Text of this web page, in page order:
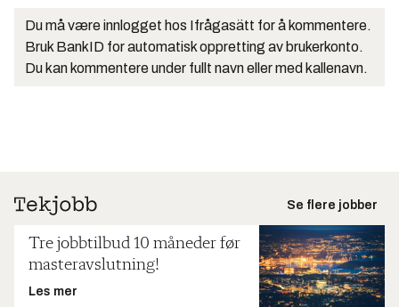
Du må være innlogget hos Ifrågasätt for å kommentere.
Bruk BankID for automatisk oppretting av brukerkonto.
Du kan kommentere under fullt navn eller med kallenavn.
Se flere jobber
Tre jobbtilbud 10 måneder før
masteravslutning!
Les mer